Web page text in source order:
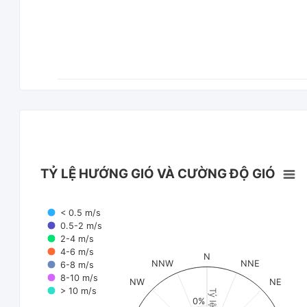
TỶ LỆ HƯỚNG GIÓ VÀ CƯỜNG ĐỘ GIÓ
< 0.5 m/s
0.5-2 m/s
2-4 m/s
4-6 m/s
6-8 m/s
8-10 m/s
> 10 m/s
N
NNE
NE
NW
NNW
0%